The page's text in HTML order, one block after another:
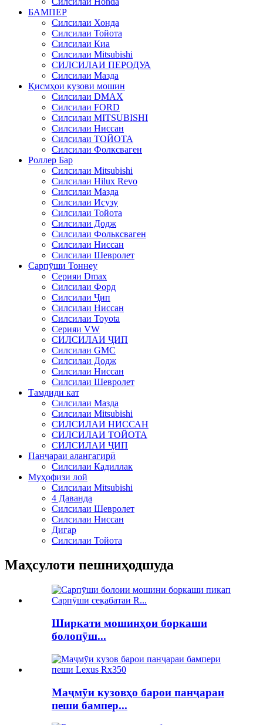
БАМПЕР
Силсилаи Хонда
Силсилаи Тойота
Силсилаи Киа
Силсилаи Mitsubishi
СИЛСИЛАИ ПЕРОДУА
Силсилаи Мазда
Қисмҳои кузови мошин
Силсилаи DMAX
Силсилаи FORD
Силсилаи MITSUBISHI
Силсилаи Ниссан
Силсилаи ТОЙОТА
Силсилаи Фолксваген
Роллер Бар
Силсилаи Mitsubishi
Силсилаи Hilux Revo
Силсилаи Мазда
Силсилаи Исузу
Силсилаи Тойота
Силсилаи Додж
Силсилаи Фольксваген
Силсилаи Ниссан
Силсилаи Шевролет
Сарпӯши Тоннеу
Серияи Dmax
Силсилаи Форд
Силсилаи Ҷип
Силсилаи Ниссан
Силсилаи Toyota
Серияи VW
СИЛСИЛАИ ҶИП
Силсилаи GMC
Силсилаи Додж
Силсилаи Ниссан
Силсилаи Шевролет
Тамдиди кат
Силсилаи Мазда
Силсилаи Mitsubishi
СИЛСИЛАИ НИССАН
СИЛСИЛАИ ТОЙОТА
СИЛСИЛАИ ҶИП
Панҷараи алангагирӣ
Силсилаи Кадиллак
Муҳофизи лой
Силсилаи Mitsubishi
4 Даванда
Силсилаи Шевролет
Силсилаи Ниссан
Дигар
Силсилаи Тойота
Маҳсулоти пешниҳодшуда
Ширкати мошинҳои боркаши
болопӯш...
Маҷмӯи кузовҳо барои панҷараи
пеши бампер...